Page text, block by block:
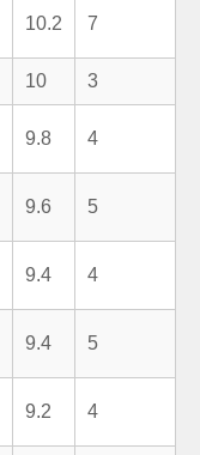
10.2 7
10 3
9.8 4
9.6 5
9.4 4
9.4 5
9.2 4